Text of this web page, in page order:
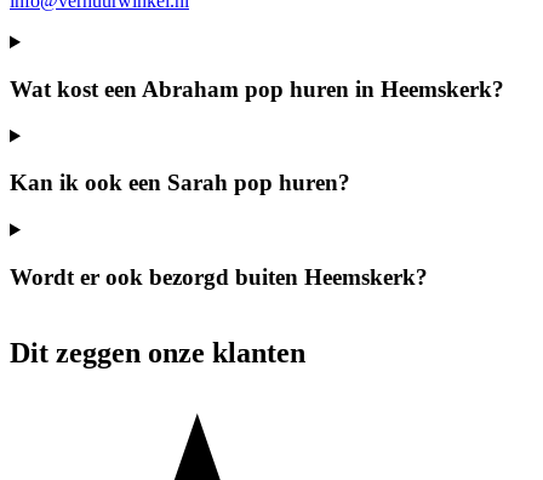
Wat kost een Abraham pop huren in Heemskerk?
Kan ik ook een Sarah pop huren?
Wordt er ook bezorgd buiten Heemskerk?
Dit zeggen onze klanten